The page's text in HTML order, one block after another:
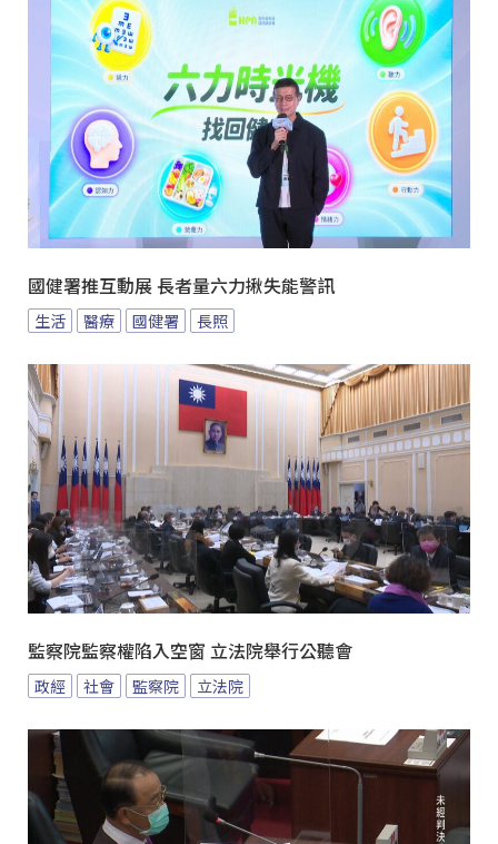
國健署推互動展 長者量六力揪失能警訊
生活 醫療 國健署 長照
監察院監察權陷入空窗 立法院舉行公聽會
政經 社會 監察院 立法院